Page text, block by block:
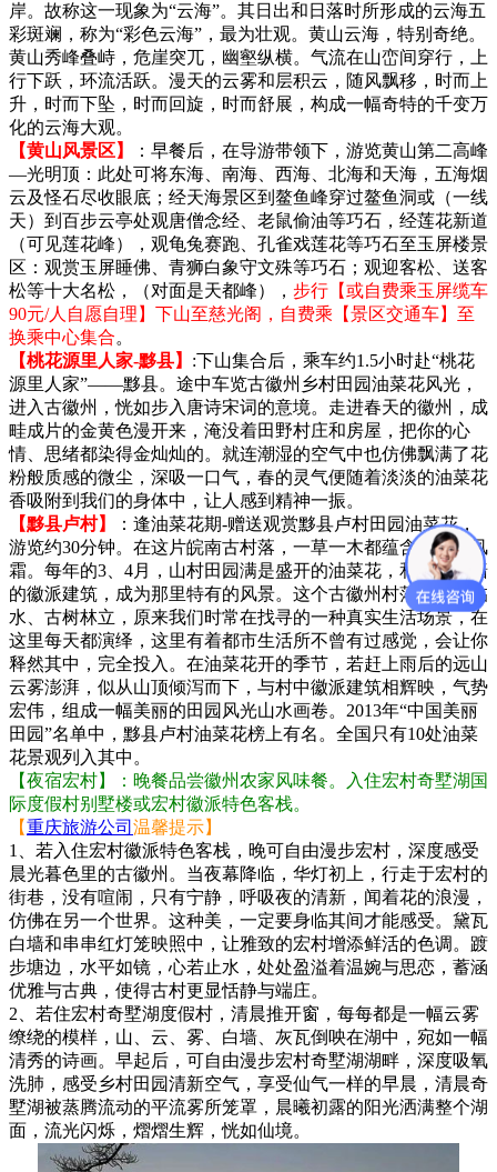
岸。故称这一现象为“云海”。其日出和日落时所形成的云海五
彩斑斓，称为“彩色云海”，最为壮观。黄山云海，特别奇绝。
黄山秀峰叠峙，危崖突兀，幽壑纵横。气流在山峦间穿行，上
行下跃，环流活跃。漫天的云雾和层积云，随风飘移，时而上
升，时而下坠，时而回旋，时而舒展，构成一幅奇特的千变万
化的云海大观。
【黄山风景区】
：早餐后，在导游带领下，游览黄山第二高峰
—光明顶：此处可将东海、南海、西海、北海和天海，五海烟
云及怪石尽收眼底；经天海景区到鳌鱼峰穿过鳌鱼洞或（一线
天）到百步云亭处观唐僧念经、老鼠偷油等巧石，经莲花新道
（可见莲花峰），观龟兔赛跑、孔雀戏莲花等巧石至玉屏楼景
区：观赏玉屏睡佛、青狮白象守文殊等巧石；观迎客松、送客
松等十大名松，（对面是天都峰）， 步行【或自费乘玉屏缆车
90元/人自愿自理】下山至慈光阁，自费乘【景区交通车】至
换乘中心集合。
【桃花源里人家-黟县】 :下山集合后，乘车约1.5小时赴“桃花
源里人家”——黟县。途中车览古徽州乡村田园油菜花风光，
进入古徽州，恍如步入唐诗宋词的意境。走进春天的徽州，成
畦成片的金黄色漫开来，淹没着田野村庄和房屋，把你的心
情、思绪都染得金灿灿的。就连潮湿的空气中也仿佛飘满了花
粉般质感的微尘，深吸一口气，春的灵气便随着淡淡的油菜花
香吸附到我们的身体中，让人感到精神一振。
【黟县卢村】
：逢油菜花期-赠送观赏黟县卢村田园油菜花，
游览约30分钟。在这片皖南古村落，一草一木都蕴含着百年风
霜。每年的3、4月，山村田园满是盛开的油菜花，和青瓦白墙
的徽派建筑，成为那里特有的风景。这个古徽州村落，靠山临
水、古树林立，原来我们时常在找寻的一种真实生活场景，在
这里每天都演绎，这里有着都市生活所不曾有过感觉，会让你
释然其中，完全投入。在油菜花开的季节，若赶上雨后的远山
云雾澎湃，似从山顶倾泻而下，与村中徽派建筑相辉映，气势
宏伟，组成一幅美丽的田园风光山水画卷。2013年“中国美丽
田园”名单中，黟县卢村油菜花榜上有名。全国只有10处油菜
花景观列入其中。
【夜宿宏村】：晚餐品尝徽州农家风味餐。入住宏村奇墅湖国
际度假村别墅楼或宏村徽派特色客栈。
【重庆旅游公司 温馨提示】
1、若入住宏村徽派特色客栈，晚可自由漫步宏村，深度感受
晨光暮色里的古徽州。当夜幕降临，华灯初上，行走于宏村的
街巷，没有喧闹，只有宁静，呼吸夜的清新，闻着花的浪漫，
仿佛在另一个世界。这种美，一定要身临其间才能感受。黛瓦
白墙和串串红灯笼映照中，让雅致的宏村增添鲜活的色调。踱
步塘边，水平如镜，心若止水，处处盈溢着温婉与思恋，蓄涵
优雅与古典，使得古村更显恬静与端庄。
2、若住宏村奇墅湖度假村，清晨推开窗，每每都是一幅云雾
缭绕的模样，山、云、雾、白墙、灰瓦倒咉在湖中，宛如一幅
清秀的诗画。早起后，可自由漫步宏村奇墅湖湖畔，深度吸氧
洗肺，感受乡村田园清新空气，享受仙气一样的早晨，清晨奇
墅湖被蒸腾流动的平流雾所笼罩，晨曦初露的阳光洒满整个湖
面，流光闪烁，熠熠生辉，恍如仙境。